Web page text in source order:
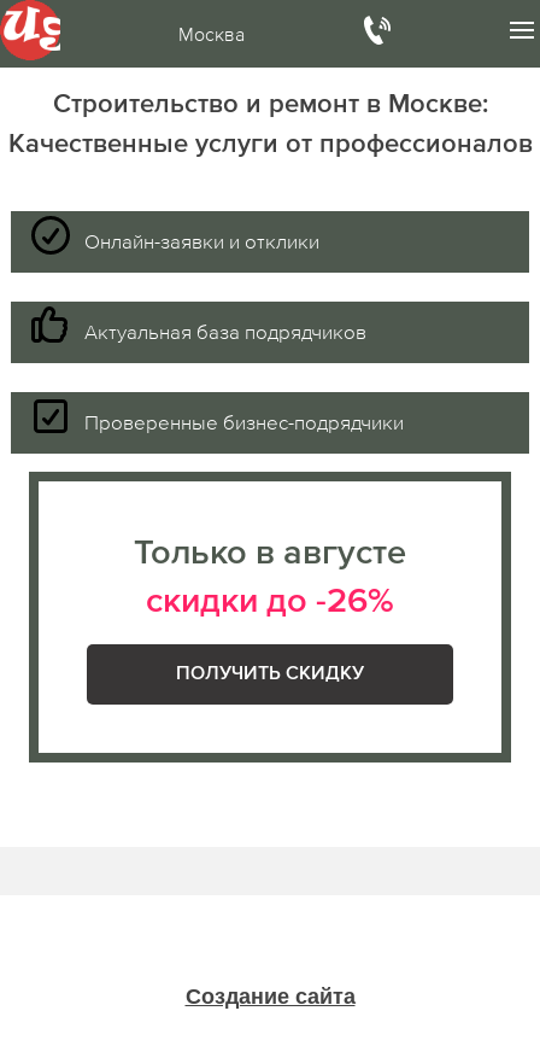
Москва
Строительство и ремонт в Москве:
Качественные услуги от профессионалов
Онлайн-заявки и отклики
Актуальная база подрядчиков
Проверенные бизнес-подрядчики
Только в августе
скидки до -26%
ПОЛУЧИТЬ СКИДКУ
Создание сайта